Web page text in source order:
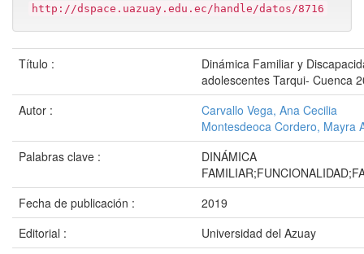
http://dspace.uazuay.edu.ec/handle/datos/8716
Título :
Dinámica Familiar y
adolescentes Tarqui- Cuenca
Autor :
Carvallo Vega, Ana Cecilia
Montesdeoca Cordero, Mayra
Palabras clave :
DINÁMICA
Fecha de publicación :
2019
Editorial :
Universidad del Azuay